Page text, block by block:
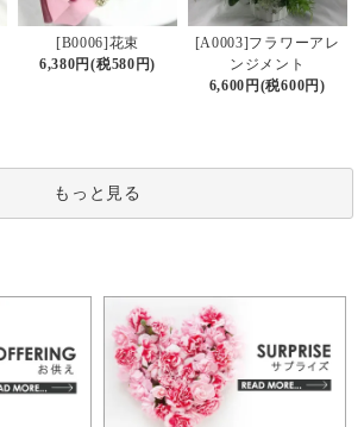
[B0006]花束
6,380円(税580円)
[A0003]フラワーアレ
ンジメント
6,600円(税600円)
もっと見る